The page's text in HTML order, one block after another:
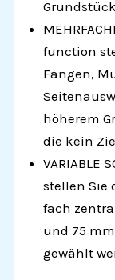
function
Fangen,
höherem
die kein
VARIABLE
stellen Sie
fach
und 75
gewählt